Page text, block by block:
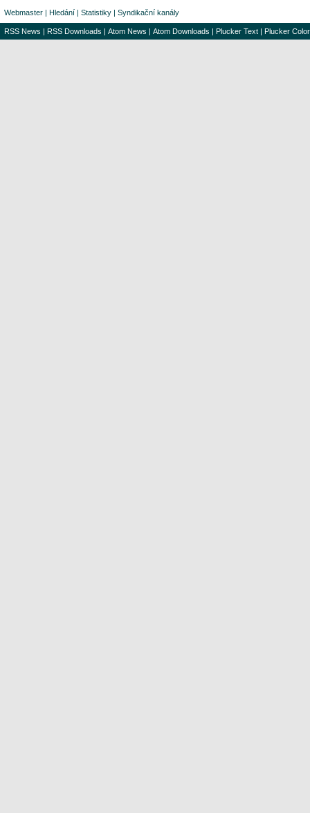
Webmaster | Hledání | Statistiky | Syndikační kanály
RSS News | RSS Downloads | Atom News | Atom Downloads | Plucker Text | Plucker Color